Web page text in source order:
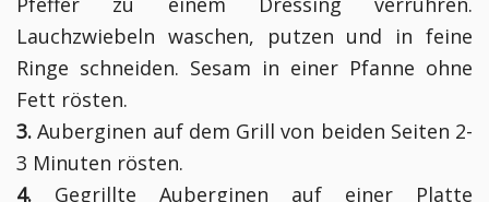
Lauchzwiebeln waschen, putzen und in feine
Ringe schneiden. Sesam in einer Pfanne ohne
Fett rösten.
3. Auberginen auf dem Grill von beiden Seiten 2-
3 Minuten rösten.
4. Gegrillte Auberginen auf einer Platte